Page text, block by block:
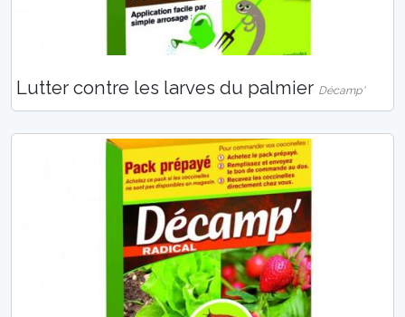
Lutter contre les larves du palmier Décamp'